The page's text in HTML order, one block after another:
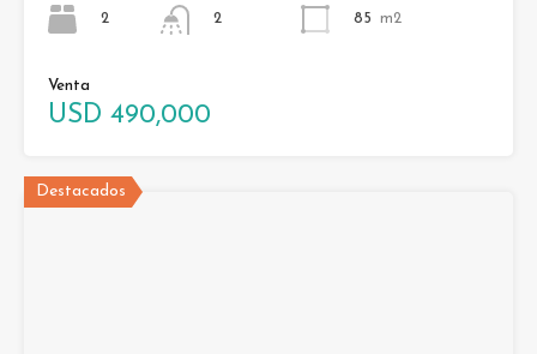
2 2 85 m2
Venta
USD 490,000
Destacados